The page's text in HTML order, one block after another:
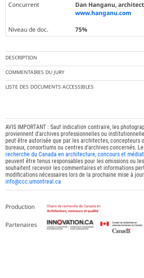
Concurrent
Dan Hanganu,
www.hanganu.com
Niveau de doc.
75%
DESCRIPTION
COMMENTAIRES DU JURY
LISTE DES DOCUMENTS ACCESSIBLES
AVIS IMPORTANT : Sauf indication contraire, les
proviennent d'archives professionnelles ou
peut être autorisée que par les architectes, concepteurs
bureaux, consortiums ou centres d'archives concernés.
recherche du Canada en architecture, concours et
peuvent être tenus responsables pour les omissions ou
souhaitent recevoir les commentaires et informations
modifications nécessaires lors de la prochaine mise à jour.
info@ccc.umontreal.ca
Production
Partenaires